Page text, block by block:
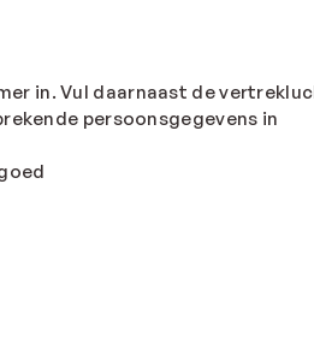
in. Vul daarnaast de
persoonsgegevens in